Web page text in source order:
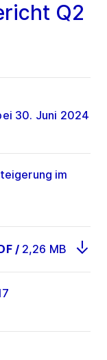
Q2
30. Juni 2024
im
/ 2,26 MB